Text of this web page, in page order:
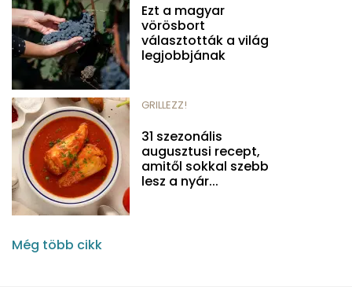
Ezt a magyar
vörösbort
választották a világ
legjobbjának
GRILLEZZ!
31 szezonális
augusztusi recept,
amitől sokkal szebb
lesz a nyár...
Még több cikk